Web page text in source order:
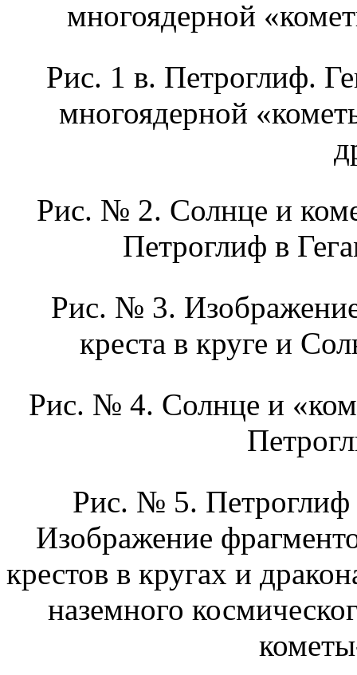
многоядерной
Рис. 1 в. Петроглиф.
многоядерной
Рис. № 2. Солнце и
Петроглиф в
Рис. № 3.
креста в круге и
Рис. № 4. Солнце и
Рис. № 5. Петроглиф
Изображение
крестов в кругах и
наземного